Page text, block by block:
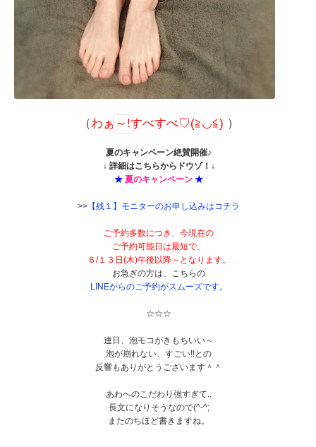
（わぁ～!すべすべ♡(≧◡≦) ）
夏のキャンペーン絶賛開催♪
↓ 詳細はこちらからドウゾ！↓
★ 夏のキャンペーン ★
>> 【残１】モニターのお申し込みはコチラ
ご予約多数につき、今現在の
ご予約可能日は最短で、
６/１３日(木)午後以降～となります。
お急ぎの方は、こちらの
LINEからのご予約がスムーズです。
☆☆☆
連日、泡モコがきもちいい～
泡が崩れない、すごい!!との
反響もありがとうございます＾＾
あわへのこだわり強すぎて..
長文になりそうなので(^-^;
またのちほど書きますね。